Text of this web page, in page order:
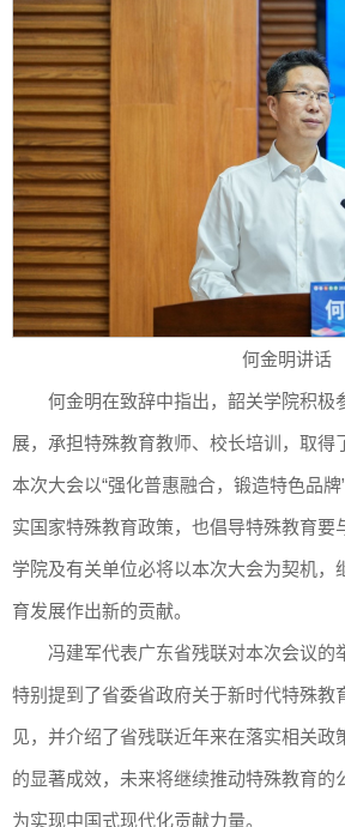
何金明讲话
何金明在致辞中指出，韶关学院积极
展，承担特殊教育教师、校长培训，取得
本次大会以“强化普惠融合，锻造特色品
实国家特殊教育政策，也倡导特殊教育要
学院及有关单位必将以本次大会为契机，
育发展作出新的贡献。
冯建军代表广东省残联对本次会议的
特别提到了省委省政府关于新时代特殊教
见，并介绍了省残联近年来在落实相关政
的显著成效，未来将继续推动特殊教育的
为实现中国式现代化贡献力量。